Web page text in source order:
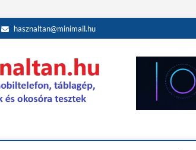
hasznaltan@minimail.hu